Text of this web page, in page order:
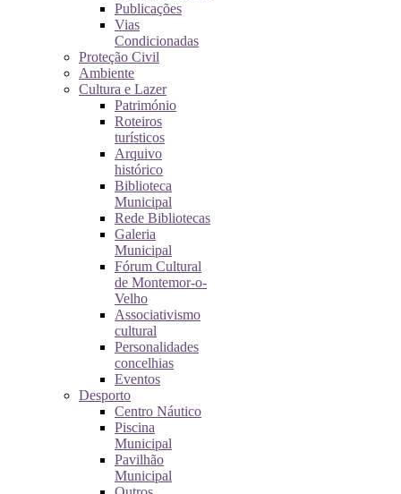
Publicações
Vias
Condicionadas
Proteção Civil
Ambiente
Cultura e Lazer
Património
Roteiros
turísticos
Arquivo
histórico
Biblioteca
Municipal
Rede Bibliotecas
Galeria
Municipal
Fórum Cultural
de Montemor-o-
Velho
Associativismo
cultural
Personalidades
concelhias
Eventos
Desporto
Centro Náutico
Piscina
Municipal
Pavilhão
Municipal